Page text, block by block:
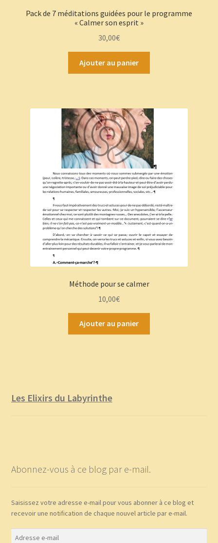
Pack de 7 méditations guidées pour le programme
« Calmer son esprit »
30,00€
Ajouter au panier
Méthode pour se calmer
10,00€
Ajouter au panier
Les Elixirs du Labyrinthe
Abonnez-vous à ce blog par e-mail.
Saisissez votre adresse e-mail pour vous abonner à ce blog et
recevoir une notification de chaque nouvel article par e-mail.
Adresse